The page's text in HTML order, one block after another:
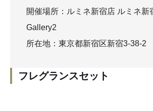
開催場所：ルミネ新宿店 ルミネ新
Gallery2
所在地：東京都新宿区新宿3-38-2
フレグランスセット